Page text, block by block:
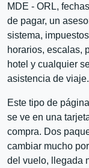
MDE - ORL,
de pagar, un
sistema,
horarios, escalas,
hotel y cualquier
asistencia de viaje.
Este tipo de
se ve en una
compra. Dos
cambiar mucho
del vuelo, llegada